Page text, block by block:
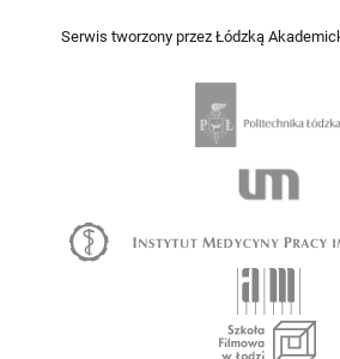
Serwis tworzony przez Łódzką